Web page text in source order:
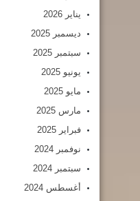
يناير 2026
ديسمبر 2025
سبتمبر 2025
يونيو 2025
مايو 2025
مارس 2025
فبراير 2025
نوفمبر 2024
سبتمبر 2024
أغسطس 2024